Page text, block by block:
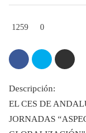
1259 0
Descripción:
EL CES DE
JORNADAS